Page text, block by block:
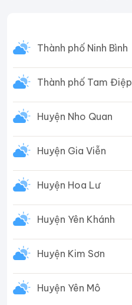
Thành phố Ninh Bình
Thành phố Tam Điệp
Huyện Nho Quan
Huyện Gia Viễn
Huyện Hoa Lư
Huyện Yên Khánh
Huyện Kim Sơn
Huyện Yên Mô